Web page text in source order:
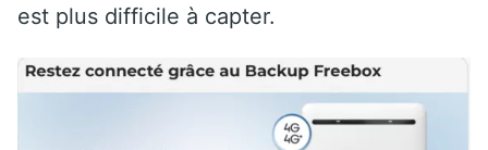
est plus difficile à capter.